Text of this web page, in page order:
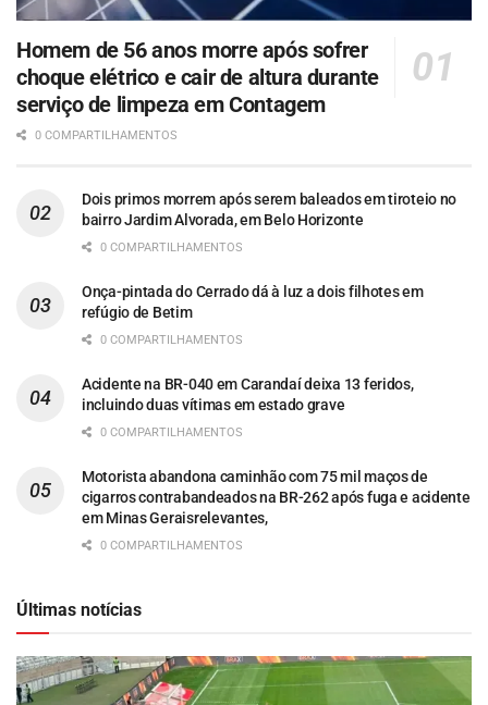
Homem de 56 anos morre após sofrer
choque elétrico e cair de altura durante
serviço de limpeza em Contagem
0 COMPARTILHAMENTOS
Dois primos morrem após serem baleados em tiroteio no
bairro Jardim Alvorada, em Belo Horizonte
0 COMPARTILHAMENTOS
Onça-pintada do Cerrado dá à luz a dois filhotes em
refúgio de Betim
0 COMPARTILHAMENTOS
Acidente na BR-040 em Carandaí deixa 13 feridos,
incluindo duas vítimas em estado grave
0 COMPARTILHAMENTOS
Motorista abandona caminhão com 75 mil maços de
cigarros contrabandeados na BR-262 após fuga e acidente
em Minas Geraisrelevantes,
0 COMPARTILHAMENTOS
Últimas notícias